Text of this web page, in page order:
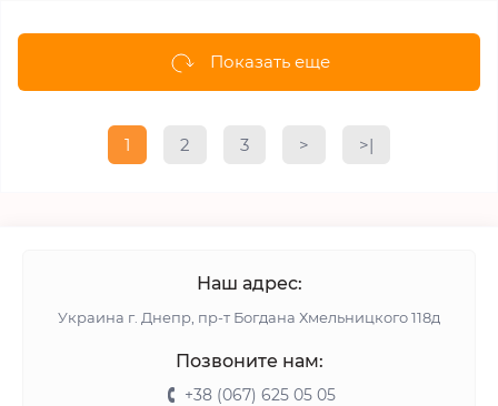
Показать еще
1 2 3 > >|
Наш адрес:
Украина г. Днепр, пр-т Богдана Хмельницкого 118д
Позвоните нам:
+38 (067) 625 05 05